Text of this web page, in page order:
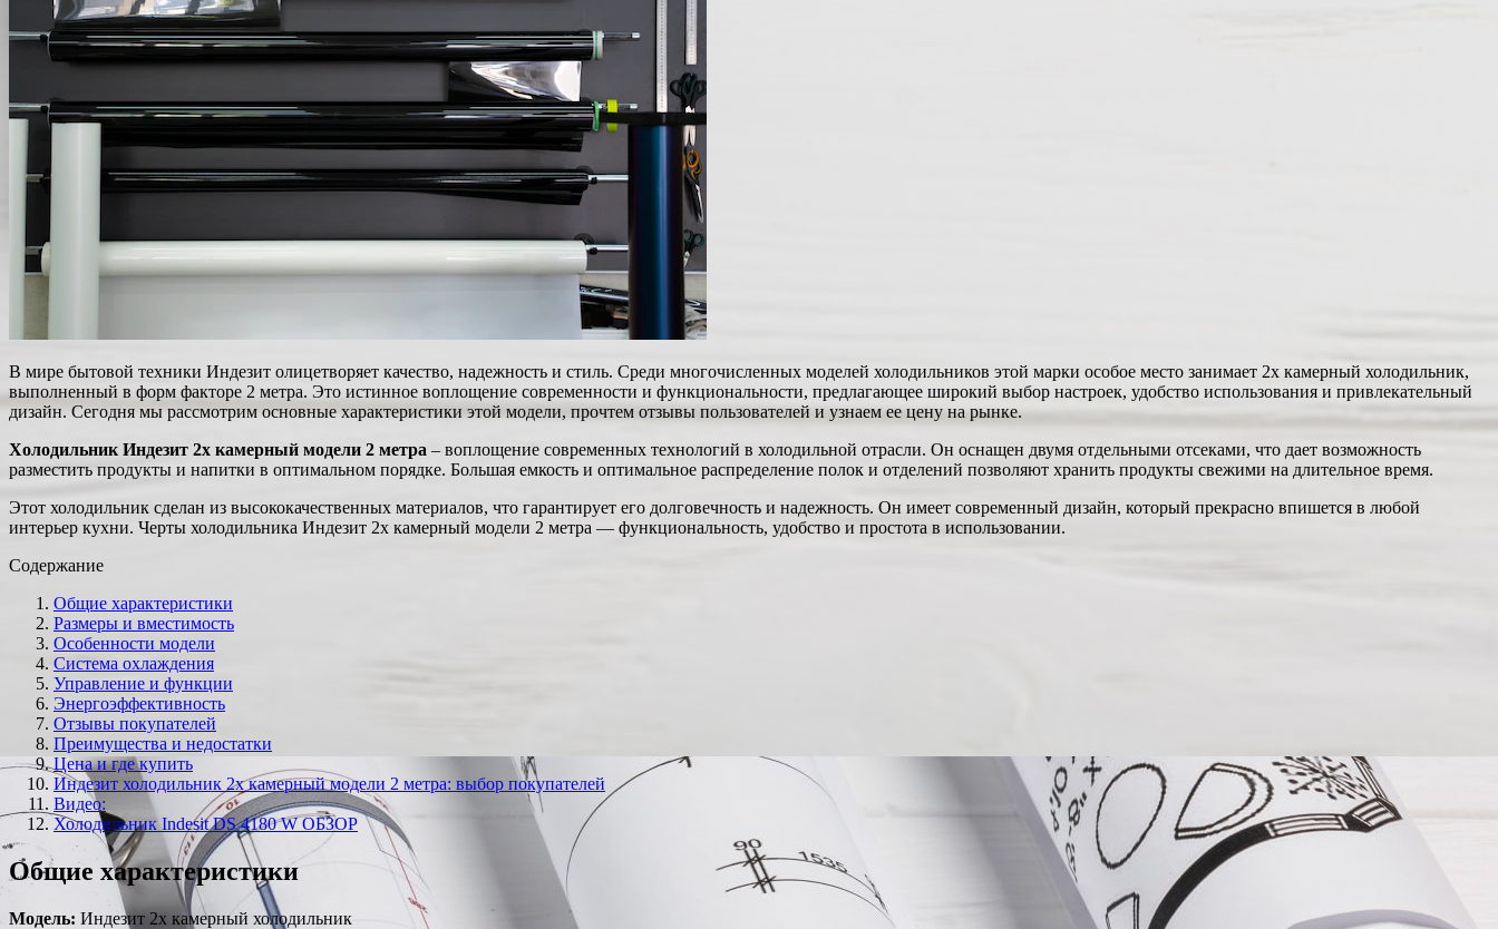
В мире бытовой техники Индезит олицетворяет качество, надежность и стиль. Среди многочисленных моделей холодильников этой марки особое место занимает 2х камерный холодильник,
выполненный в форм факторе 2 метра. Это истинное воплощение современности и функциональности, предлагающее широкий выбор настроек, удобство использования и привлекательный
дизайн. Сегодня мы рассмотрим основные характеристики этой модели, прочтем отзывы пользователей и узнаем ее цену на рынке.
Холодильник Индезит 2х камерный модели 2 метра – воплощение современных технологий в холодильной отрасли. Он оснащен двумя отдельными отсеками, что дает возможность
разместить продукты и напитки в оптимальном порядке. Большая емкость и оптимальное распределение полок и отделений позволяют хранить продукты свежими на длительное время.
Этот холодильник сделан из высококачественных материалов, что гарантирует его долговечность и надежность. Он имеет современный дизайн, который прекрасно впишется в любой
интерьер кухни. Черты холодильника Индезит 2х камерный модели 2 метра — функциональность, удобство и простота в использовании.
Содержание
Общие характеристики
Размеры и вместимость
Особенности модели
Система охлаждения
Управление и функции
Энергоэффективность
Отзывы покупателей
Преимущества и недостатки
Цена и где купить
Индезит холодильник 2х камерный модели 2 метра: выбор покупателей
Видео:
Холодильник Indesit DS 4180 W ОБЗОР
Общие характеристики
Модель: Индезит 2х камерный холодильник